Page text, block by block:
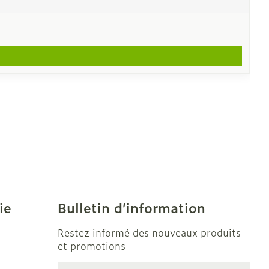
Bulletin d’information
Restez informé des nouveaux produits
et promotions